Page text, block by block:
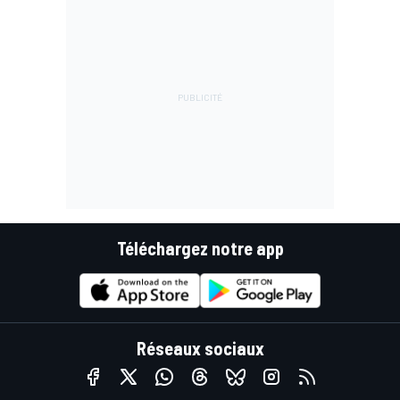
Téléchargez notre app
Réseaux sociaux